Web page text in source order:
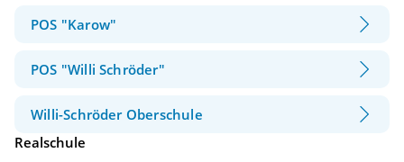
POS "Karow"
POS "Willi Schröder"
Willi-Schröder Oberschule
Realschule